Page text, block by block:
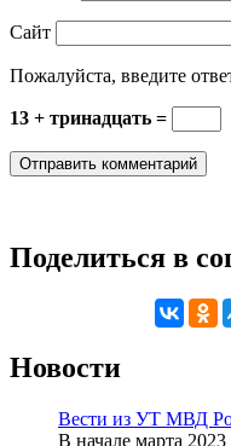
Сайт
Пожалуйста, введите
13 + тринадцать =
Поделиться в
Новости
Вести из УТ МВД
В начале марта